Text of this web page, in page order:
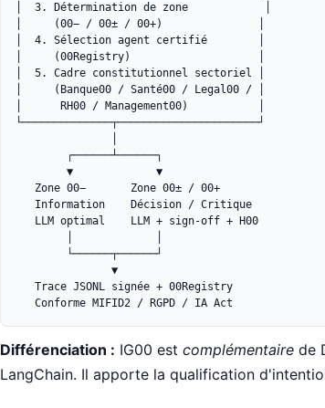
│  3. Détermination de zone            │
│     (00− / 00± / 00+)               │
│  4. Sélection agent certifié        │
│     (00Registry)                    │
│  5. Cadre constitutionnel sectoriel │
│     (Banque00 / Santé00 / Legal00 / │
│      RH00 / Management00)           │
└──────────────┬──────────────────────┘
        ┌──────┴──────┐
        ▼             ▼
   Zone 00−       Zone 00± / 00+
   Information    Décision / Critique
   LLM optimal    LLM + sign-off + H00
        └──────┬──────┘
               ▼
   Trace JSONL signée + 00Registry
   Conforme MIFID2 / RGPD / IA Act
Différenciation : IG00 est complémentaire de
LangChain. Il apporte la qualification